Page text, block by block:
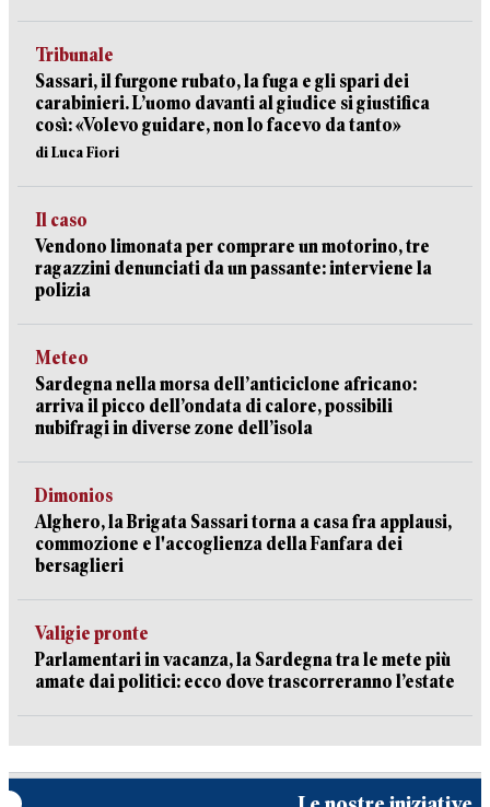
Tribunale
Sassari, il furgone rubato, la fuga e gli spari dei
carabinieri. L’uomo davanti al giudice si giustifica
così: «Volevo guidare, non lo facevo da tanto»
di Luca Fiori
Il caso
Vendono limonata per comprare un motorino, tre
ragazzini denunciati da un passante: interviene la
polizia
Meteo
Sardegna nella morsa dell’anticiclone africano:
arriva il picco dell’ondata di calore, possibili
nubifragi in diverse zone dell’isola
Dimonios
Alghero, la Brigata Sassari torna a casa fra applausi,
commozione e l'accoglienza della Fanfara dei
bersaglieri
Valigie pronte
Parlamentari in vacanza, la Sardegna tra le mete più
amate dai politici: ecco dove trascorreranno l’estate